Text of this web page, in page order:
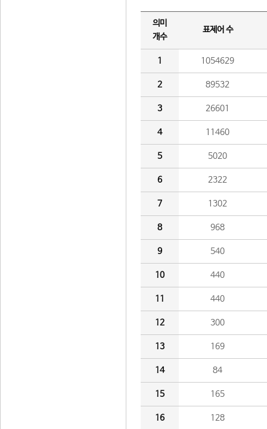
의미
개수
표제어 수
1 1054629
2 89532
3 26601
4 11460
5 5020
6 2322
7 1302
8 968
9 540
10 440
11 440
12 300
13 169
14 84
15 165
16 128